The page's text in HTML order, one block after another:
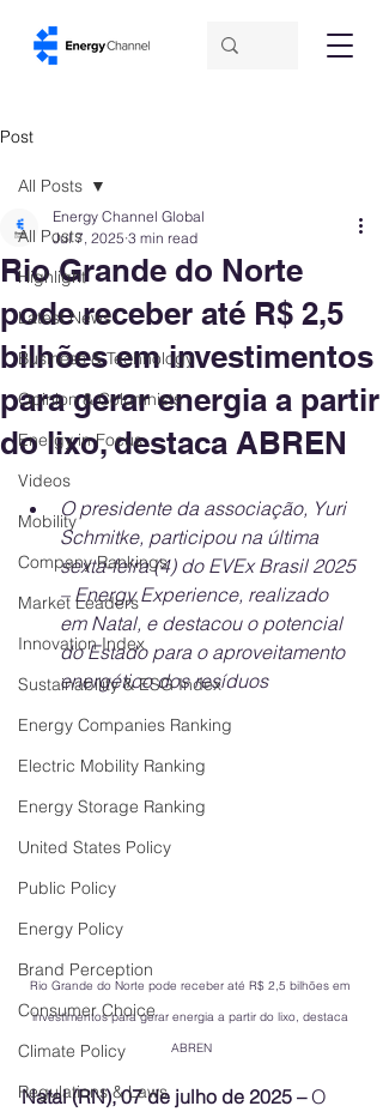
Post
All Posts
Highlight
Latest News
Business & Technology
Opinion & Columnists
Energy in Focus
Videos
Mobility
Company Rankings
Market Leaders
Innovation Index
Sustainability & ESG Index
Energy Companies Ranking
Electric Mobility Ranking
Energy Storage Ranking
United States Policy
Public Policy
Energy Policy
Brand Perception
Consumer Choice
Climate Policy
Regulations & Laws
All Posts
Rio Grande do Norte
pode receber até R$ 2,5
bilhões em investimentos
para gerar energia a partir
do lixo, destaca ABREN
Energy Channel Global
Jul 7, 2025 3 min read
O presidente da associação, Yuri
Schmitke, participou na última
sexta-feira (4) do EVEx Brasil 2025
– Energy Experience, realizado
em Natal, e destacou o potencial
do Estado para o aproveitamento
energético dos resíduos
Rio Grande do Norte pode receber até R$ 2,5 bilhões em
investimentos para gerar energia a partir do lixo, destaca
ABREN
Natal (RN), 07 de julho de 2025 – O